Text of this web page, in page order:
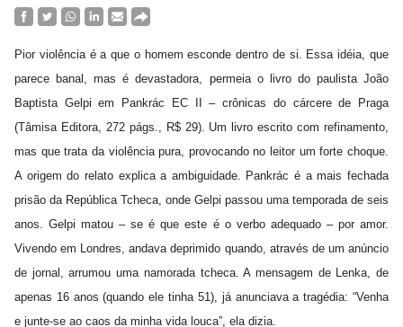
Pior violência é a que o homem esconde dentro de si. Essa idéia, que
parece banal, mas é devastadora, permeia o livro do paulista João
Baptista Gelpi em Pankrác EC II – crônicas do cárcere de Praga
(Tâmisa Editora, 272 págs., R$ 29). Um livro escrito com refinamento,
mas que trata da violência pura, provocando no leitor um forte choque.
A origem do relato explica a ambiguidade. Pankrác é a mais fechada
prisão da República Tcheca, onde Gelpi passou uma temporada de seis
anos. Gelpi matou – se é que este é o verbo adequado – por amor.
Vivendo em Londres, andava deprimido quando, através de um anúncio
de jornal, arrumou uma namorada tcheca. A mensagem de Lenka, de
apenas 16 anos (quando ele tinha 51), já anunciava a tragédia: “Venha
e junte-se ao caos da minha vida louca”, ela dizia.